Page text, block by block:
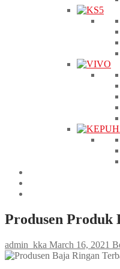
Produsen Produk
admin_kka March 16, 2021